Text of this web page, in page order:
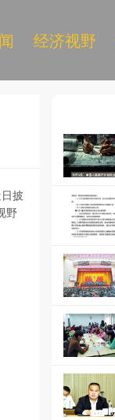
经济视野
披
野